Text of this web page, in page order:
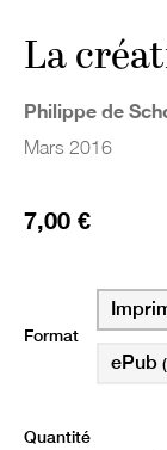
La
Philippe de
Mars 2016
7,00 €
Format
ePub
Quantité